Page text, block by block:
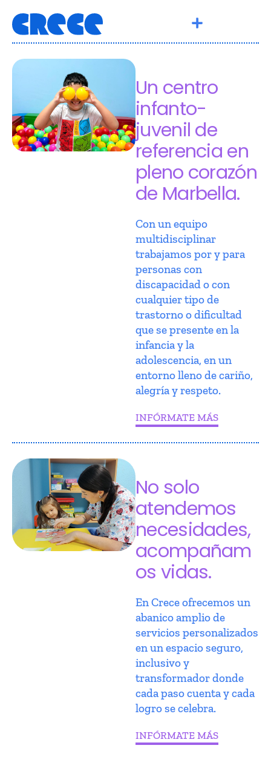
Un centro
infanto-
juvenil de
referencia en
pleno corazón
de Marbella.
Con un equipo
multidisciplinar
trabajamos por y para
personas con
discapacidad o con
cualquier tipo de
trastorno o dificultad
que se presente en la
infancia y la
adolescencia, en un
entorno lleno de cariño,
alegría y respeto.
INFÓRMATE MÁS
No solo
atendemos
necesidades,
acompañam
os vidas.
En Crece ofrecemos un
abanico amplio de
servicios personalizados
en un espacio seguro,
inclusivo y
transformador donde
cada paso cuenta y cada
logro se celebra.
INFÓRMATE MÁS